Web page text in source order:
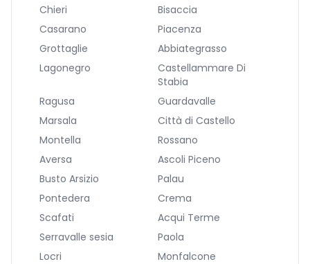
Chieri
Bisaccia
Casarano
Piacenza
Grottaglie
Abbiategrasso
Lagonegro
Castellammare Di
Stabia
Ragusa
Guardavalle
Marsala
Città di Castello
Montella
Rossano
Aversa
Ascoli Piceno
Busto Arsizio
Palau
Pontedera
Crema
Scafati
Acqui Terme
Serravalle sesia
Paola
Locri
Monfalcone